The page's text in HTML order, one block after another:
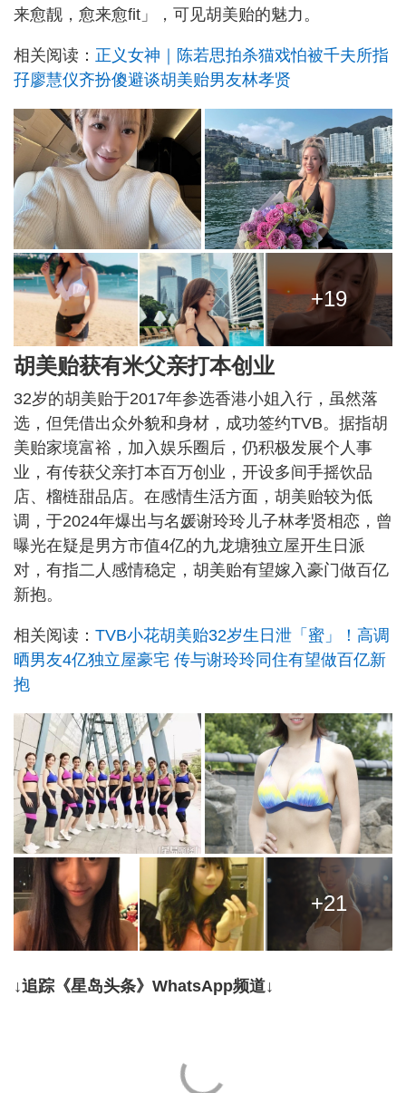
来愈靓，愈来愈fit」，可见胡美贻的魅力。
相关阅读： 正义女神｜陈若思拍杀猫戏怕被千夫所指
孖廖慧仪齐扮傻避谈胡美贻男友林孝贤
+19
胡美贻获有米父亲打本创业
32岁的胡美贻于2017年参选香港小姐入行，虽然落
选，但凭借出众外貌和身材，成功签约TVB。据指胡
美贻家境富裕，加入娱乐圈后，仍积极发展个人事
业，有传获父亲打本百万创业，开设多间手摇饮品
店、榴梿甜品店。在感情生活方面，胡美贻较为低
调，于2024年爆出与名媛谢玲玲儿子林孝贤相恋，曾
曝光在疑是男方市值4亿的九龙塘独立屋开生日派
对，有指二人感情稳定，胡美贻有望嫁入豪门做百亿
新抱。
相关阅读： TVB小花胡美贻32岁生日泄「蜜」！高调
晒男友4亿独立屋豪宅 传与谢玲玲同住有望做百亿新
抱
+21
↓追踪《星岛头条》WhatsApp频道↓